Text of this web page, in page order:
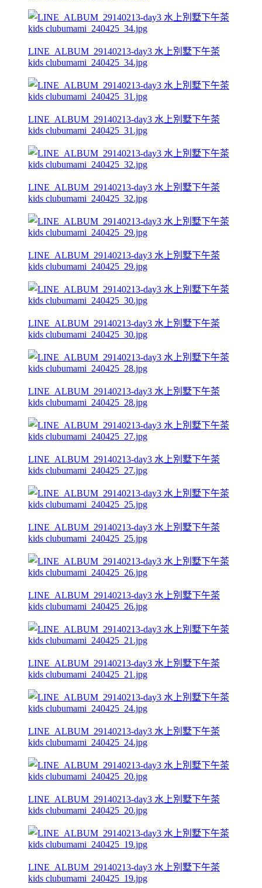
LINE_ALBUM_29140213-day3 水上別墅下午茶
kids clubumami_240425_34.jpg
LINE_ALBUM_29140213-day3 水上別墅下午茶
kids clubumami_240425_31.jpg
LINE_ALBUM_29140213-day3 水上別墅下午茶
kids clubumami_240425_32.jpg
LINE_ALBUM_29140213-day3 水上別墅下午茶
kids clubumami_240425_29.jpg
LINE_ALBUM_29140213-day3 水上別墅下午茶
kids clubumami_240425_30.jpg
LINE_ALBUM_29140213-day3 水上別墅下午茶
kids clubumami_240425_28.jpg
LINE_ALBUM_29140213-day3 水上別墅下午茶
kids clubumami_240425_27.jpg
LINE_ALBUM_29140213-day3 水上別墅下午茶
kids clubumami_240425_25.jpg
LINE_ALBUM_29140213-day3 水上別墅下午茶
kids clubumami_240425_26.jpg
LINE_ALBUM_29140213-day3 水上別墅下午茶
kids clubumami_240425_21.jpg
LINE_ALBUM_29140213-day3 水上別墅下午茶
kids clubumami_240425_24.jpg
LINE_ALBUM_29140213-day3 水上別墅下午茶
kids clubumami_240425_20.jpg
LINE_ALBUM_29140213-day3 水上別墅下午茶
kids clubumami_240425_19.jpg